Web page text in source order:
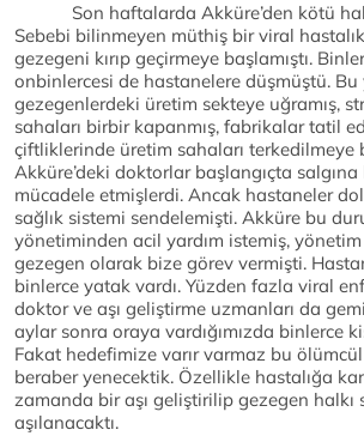
Son haftalarda Akküre’den kötü
Sebebi bilinmeyen müthiş bir viral
gezegeni kırıp geçirmeye başlamıştı.
onbinlercesi de hastanelere düşmüştü. Bu
gezegenlerdeki üretim sekteye uğramış,
sahaları birbir kapanmış, fabrikalar tatil
çiftliklerinde üretim sahaları terkedilmeye
Akküre’deki doktorlar başlangıçta
mücadele etmişlerdi. Ancak hastaneler
sağlık sistemi sendelemişti. Akküre bu
yönetiminden acil yardım istemiş,
gezegen olarak bize görev vermişti.
binlerce yatak vardı. Yüzden fazla viral
doktor ve aşı geliştirme uzmanları da
aylar sonra oraya vardığımızda binlerce
Fakat hedefimize varır varmaz bu ölümcül
beraber yenecektik. Özellikle hastalığa
zamanda bir aşı geliştirilip gezegen halkı
aşılanacaktı.